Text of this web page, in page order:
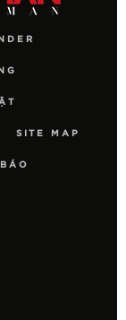
SITE MAP